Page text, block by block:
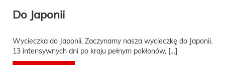
Do Japonii
Wycieczka do Japonii. Zaczynamy nasza wycieczkę do Japonii.
13 intensywnych dni po kraju pełnym pokłonów, […]